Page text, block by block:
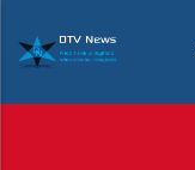
tartalomra